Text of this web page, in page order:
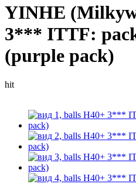
YINHE
3*** ITTF:
(purple pack)
hit